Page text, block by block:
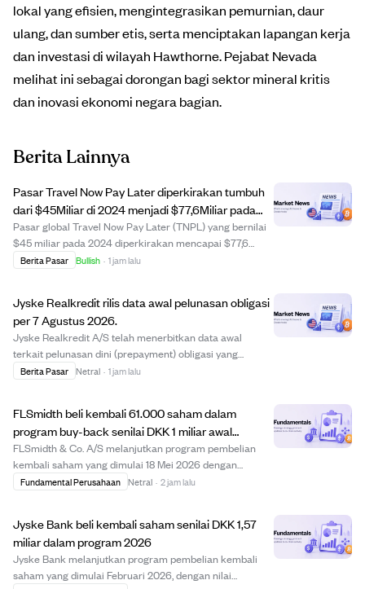
lokal yang efisien, mengintegrasikan pemurnian, daur
ulang, dan sumber etis, serta menciptakan lapangan kerja
dan investasi di wilayah Hawthorne. Pejabat Nevada
melihat ini sebagai dorongan bagi sektor mineral kritis
dan inovasi ekonomi negara bagian.
Berita Lainnya
Pasar Travel Now Pay Later diperkirakan tumbuh
dari $45Miliar di 2024 menjadi $77,6Miliar pada
2030.
Pasar global Travel Now Pay Later (TNPL) yang bernilai
$45 miliar pada 2024 diperkirakan mencapai $77,6
miliar pada 2030 dengan pertumbuhan CAGR 9,5%.
fleksibel...
Berita Pasar Bullish · 1 jam lalu
Jyske Realkredit rilis data awal pelunasan obligasi
per 7 Agustus 2026.
Jyske Realkredit A/S telah menerbitkan data awal
terkait pelunasan dini (prepayment) obligasi yang
diterbitkannya, per tanggal 7 Agustus 2026.
men...
Berita Pasar Netral · 1 jam lalu
FLSmidth beli kembali 61.000 saham dalam
program buy-back senilai DKK 1 miliar awal
Agustus 2026
FLSmidth & Co. A/S melanjutkan program pembelian
kembali saham yang dimulai 18 Mei 2026 dengan
membeli 61.000 saham antara 3 dan 7 Agustus 2026
769.173...
Fundamental Perusahaan Netral · 2 jam lalu
Jyske Bank beli kembali saham senilai DKK 1,57
miliar dalam program 2026
Jyske Bank melanjutkan program pembelian kembali
saham yang dimulai Februari 2026, dengan nilai